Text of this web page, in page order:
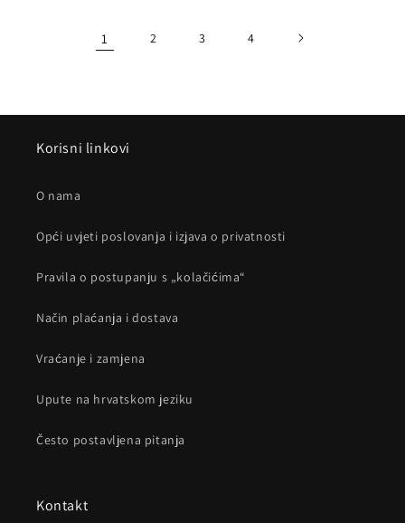
1 2 3 4
Korisni linkovi
O nama
Opći uvjeti poslovanja i izjava o privatnosti
Pravila o postupanju s „kolačićima“
Način plaćanja i dostava
Vraćanje i zamjena
Upute na hrvatskom jeziku
Često postavljena pitanja
Kontakt